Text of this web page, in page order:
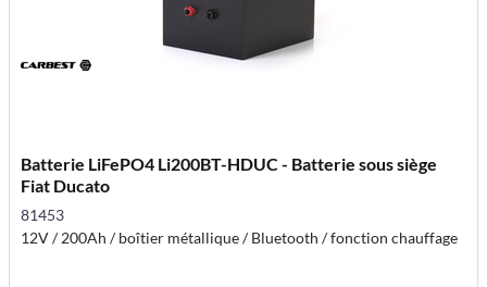
Batterie LiFePO4 Li200BT-HDUC - Batterie sous siège
Fiat Ducato
81453
12V / 200Ah / boîtier métallique / Bluetooth / fonction chauffage